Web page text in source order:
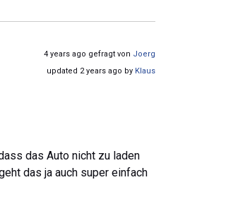
4 years ago gefragt von Joerg
updated 2 years ago by Klaus
das Auto nicht zu laden
das ja auch super einfach